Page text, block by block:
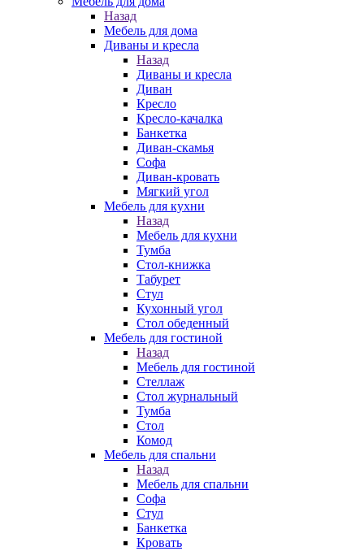
Назад
Мебель для дома
Диваны и кресла
Назад
Диваны и кресла
Диван
Кресло
Кресло-качалка
Банкетка
Диван-скамья
Софа
Диван-кровать
Мягкий угол
Мебель для кухни
Назад
Мебель для кухни
Тумба
Стол-книжка
Табурет
Стул
Кухонный угол
Стол обеденный
Мебель для гостиной
Назад
Мебель для гостиной
Стеллаж
Стол журнальный
Тумба
Стол
Комод
Мебель для спальни
Назад
Мебель для спальни
Софа
Стул
Банкетка
Кровать